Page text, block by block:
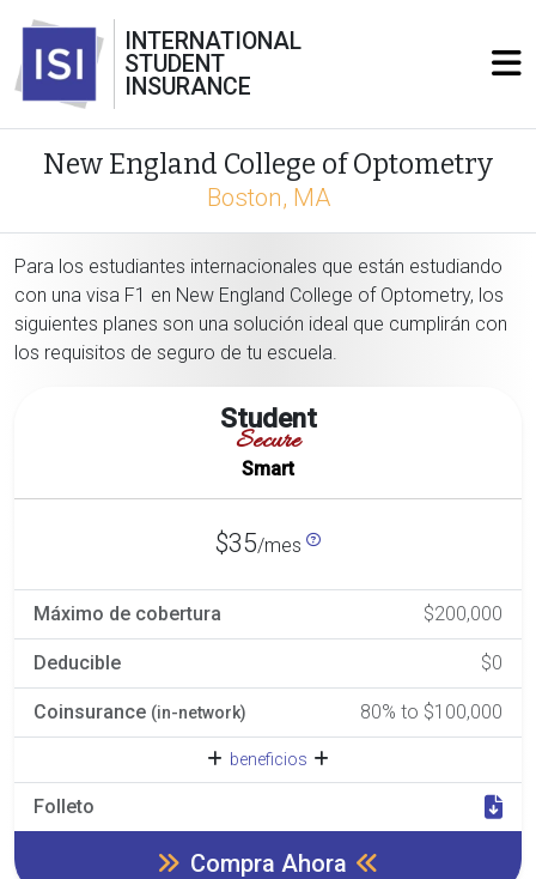
INTERNATIONAL
STUDENT
INSURANCE
New England College of Optometry
Boston, MA
Para los estudiantes internacionales que están estudiando
con una visa F1 en New England College of Optometry, los
siguientes planes son una solución ideal que cumplirán con
los requisitos de seguro de tu escuela.
Student
Secure
Smart
$35/mes
Máximo de cobertura $200,000
Deducible $0
Coinsurance (in-network) 80% to $100,000
beneficios
Folleto
Compra Ahora